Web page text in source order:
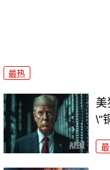
最热
美
\"